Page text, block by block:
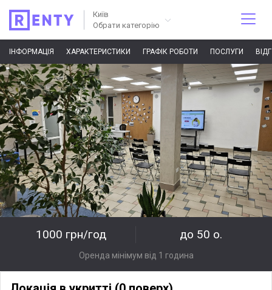
Київ
Обрати категорію
ІНФОРМАЦІЯ ХАРАКТЕРИСТИКИ ГРАФІК РОБОТИ ПОСЛУГИ
1000 грн/год до 50 о.
Оренда мінімум від 1 година